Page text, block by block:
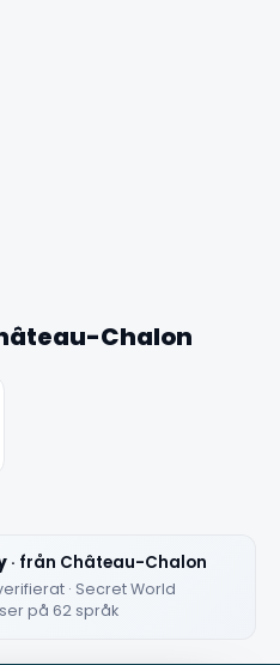
Chalon
· från Château-Chalon
· Secret World
på 62 språk